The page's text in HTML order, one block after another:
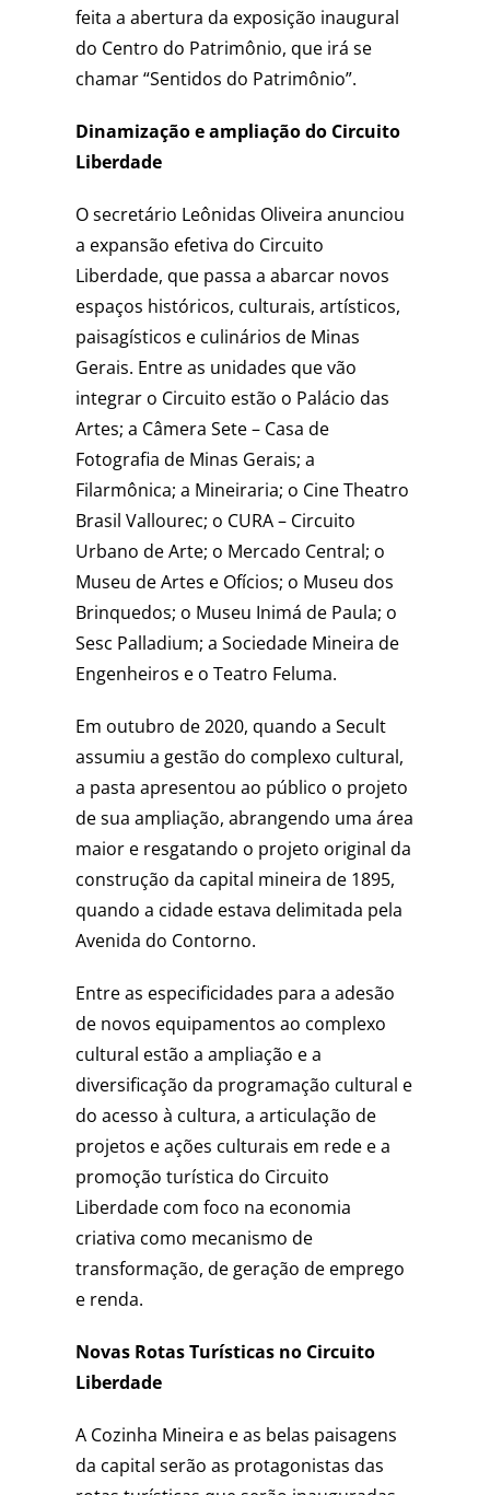
feita a abertura da exposição inaugural
do Centro do Patrimônio, que irá se
chamar “Sentidos do Patrimônio”.
Dinamização e ampliação do Circuito
Liberdade
O secretário Leônidas Oliveira anunciou
a expansão efetiva do Circuito
Liberdade, que passa a abarcar novos
espaços históricos, culturais, artísticos,
paisagísticos e culinários de Minas
Gerais. Entre as unidades que vão
integrar o Circuito estão o Palácio das
Artes; a Câmera Sete – Casa de
Fotografia de Minas Gerais; a
Filarmônica; a Mineiraria; o Cine Theatro
Brasil Vallourec; o CURA – Circuito
Urbano de Arte; o Mercado Central; o
Museu de Artes e Ofícios; o Museu dos
Brinquedos; o Museu Inimá de Paula; o
Sesc Palladium; a Sociedade Mineira de
Engenheiros e o Teatro Feluma.
Em outubro de 2020, quando a Secult
assumiu a gestão do complexo cultural,
a pasta apresentou ao público o projeto
de sua ampliação, abrangendo uma área
maior e resgatando o projeto original da
construção da capital mineira de 1895,
quando a cidade estava delimitada pela
Avenida do Contorno.
Entre as especificidades para a adesão
de novos equipamentos ao complexo
cultural estão a ampliação e a
diversificação da programação cultural e
do acesso à cultura, a articulação de
projetos e ações culturais em rede e a
promoção turística do Circuito
Liberdade com foco na economia
criativa como mecanismo de
transformação, de geração de emprego
e renda.
Novas Rotas Turísticas no Circuito
Liberdade
A Cozinha Mineira e as belas paisagens
da capital serão as protagonistas das